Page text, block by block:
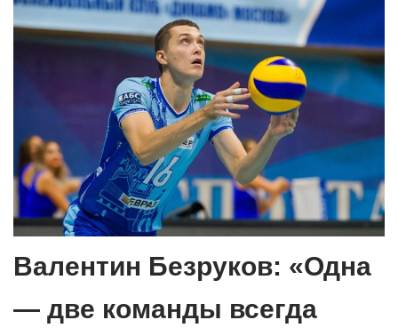
Валентин Безруков: «Одна
— две команды всегда